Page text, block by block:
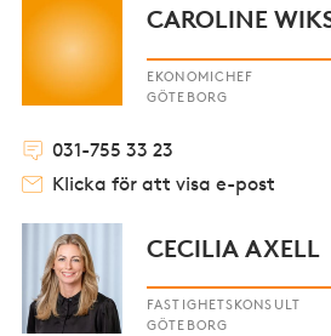
CAROLINE
EKONOMICHEF
GÖTEBORG
031-755 33 23
Klicka för att visa e-post
CECILIA AXELL
FASTIGHETSKONSULT
GÖTEBORG